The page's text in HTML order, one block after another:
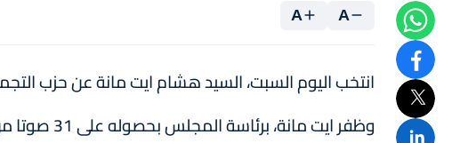
A
A
انتخب اليوم السبت، السيد هشام ايت مانة عن حزب
وظفر ايت مانة، برئاسة المجلس بحصوله على 31 صوتا من أصل 41.